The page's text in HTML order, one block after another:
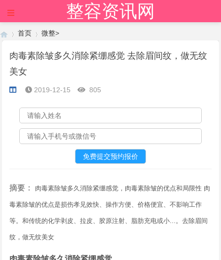
整容资讯网
›
首页 微整>
肉毒素除皱多久消除紧绷感觉 去除眉间纹，做无纹
美女
2019-12-15 805
摘要： 肉毒素除皱多久消除紧绷感觉，肉毒素除皱的优点和局限性 肉
毒素除皱的优点是损伤孝见效快、操作方便、价格便宜、不影响工作
等。和传统的化学剥皮、拉皮、胶原注射、脂肪充电或小...。去除眉间
纹，做无纹美女